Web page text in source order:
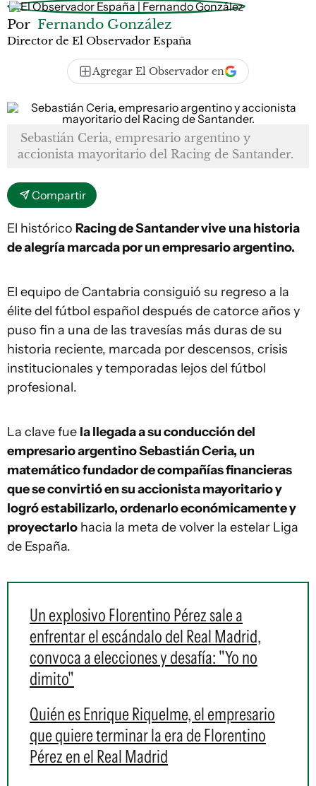
Por Fernando González
Director de El Observador España
Agregar El Observador en
Sebastián Ceria, empresario argentino y
accionista mayoritario del Racing de Santander.
Compartir
El histórico Racing de Santander vive una historia
de alegría marcada por un empresario argentino.
El equipo de Cantabria consiguió su regreso a la
élite del fútbol español después de catorce años y
puso fin a una de las travesías más duras de su
historia reciente, marcada por descensos, crisis
institucionales y temporadas lejos del fútbol
profesional.
La clave fue la llegada a su conducción del
empresario argentino Sebastián Ceria, un
matemático fundador de compañías financieras
que se convirtió en su accionista mayoritario y
logró estabilizarlo, ordenarlo económicamente y
proyectarlo hacia la meta de volver la estelar Liga
de España.
Un explosivo Florentino Pérez sale a
enfrentar el escándalo del Real Madrid,
convoca a elecciones y desafía: "Yo no
dimito"
Quién es Enrique Riquelme, el empresario
que quiere terminar la era de Florentino
Pérez en el Real Madrid